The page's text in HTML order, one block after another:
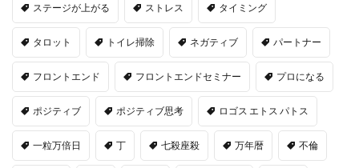
ステージが上がる ストレス タイミング
タロット トイレ掃除 ネガティブ パートナー
フロントエンド フロントエンドセミナー プロになる
ポジティブ ポジティブ思考 ロゴス エトス パトス
一粒万倍日 丁 七殺座殺 万年暦 不倫